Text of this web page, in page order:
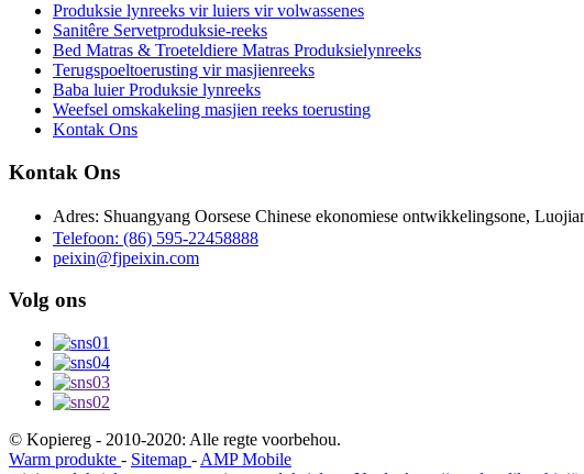
Produksie lynreeks vir luiers vir volwassenes
Sanitêre Servetproduksie-reeks
Bed Matras & Troeteldiere Matras Produksielynreeks
Terugspoeltoerusting vir masjienreeks
Baba luier Produksie lynreeks
Weefsel omskakeling masjien reeks toerusting
Kontak Ons
Kontak Ons
Adres: Shuangyang Oorsese Chinese ekonomiese ontwikkelingsone,
Telefoon: (86) 595-22458888
peixin@fjpeixin.com
Volg ons
© Kopiereg - 2010-2020: Alle regte voorbehou.
Warm produkte - Sitemap - AMP Mobile